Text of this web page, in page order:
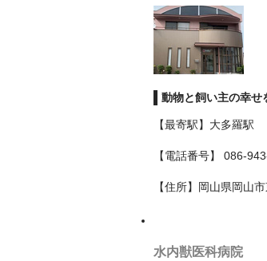
動物と飼い主の幸せ
【最寄駅】大多羅駅
【電話番号】 086-
【住所】岡山県岡山
水内獣医科病院